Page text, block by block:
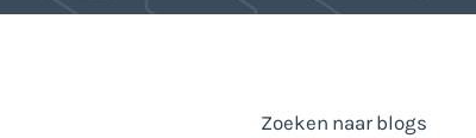
Zoeken naar blogs